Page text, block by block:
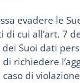
evadere le
cui all’art. 7
dei Suoi dati
richiedere
di